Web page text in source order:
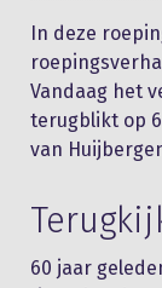
In deze
Vandaag het
terugblikt op
van
60 jaar